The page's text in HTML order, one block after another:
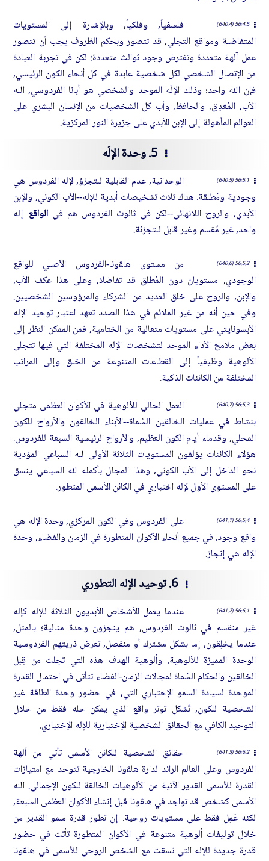
56:4.5 (640.4)
فلسفياً, وفلكياً, وبالإشارة إلى المستويات
المتفاضلة ومواقع التجلي, قد تتصور وبحكم الظروف يجب أن تتصور
عمل آلهة متعددة وتفترض وجود ثوالث متعددة؛ لكن في تجربة العبادة
من الإتصال الشخصي لكل شخصية عابدة في كل أنحاء الكون الرئيسي,
فإن الله واحد؛ وذلك الإلَه الموحد والشخصي هو أبانا الفردوسي, الله
الأب, المُغدِق, والحافظ, وأب كل الشخصيات من الإنسان البشري على
العوالم المأهولة إلى الإبن الأبدي على جزيرة النور المركزية.
5. وحدة الإلَه
56:5.1 (640.5)
الوحدانية, عدم القابلية للتجزؤ, لإله الفردوس هي
وجودية ومُطلقة. هناك ثلاث تشخيصات أبدية للإله--الأب الكوني, والإبن
الأبدي, والروح اللانهائي--لكن في ثالوث الفردوس هم فيالواقع إله
واحد, غير مُقسم وغير قابل للتجزئة.
56:5.2 (640.6)
من مستوى هاﭭونا-الفردوس الأصلي للواقع
الوجودي, مستويان دون المُطلق قد تفاضلا, وعلى هذا عكف الأب,
والإبن, والروح على خلق العديد من الشركاء والمرؤوسين الشخصيين.
وفي حين أنه من غير الملائم في هذا الصدد تعهد اعتبار توحيد الإله
الأبسونايتي على مستويات متعالية من الختامية, فمن الممكن النظر إلى
بعض ملامح الأداء الموحد لتشخصات الإله المختلفة التي فيها تتجلى
الألوهية وظيفياً إلى القطاعات المتنوعة من الخلق وإلى المراتب
المختلفة من الكائنات الذكية.
56:5.3 (640.7)
العمل الحالي للألوهية في الأكوان العظمى متجلي
بنشاط في عمليات الخالقين السُماة--الأبناء الخالقون والأرواح للكون
المحلي, وقدماء أيام الكون العظيم, والأرواح الرئيسية السبعة للفردوس.
هؤلاء الكائنات يؤلفون المستويات الثلاثة الأولى لله السباعي المؤدية
نحو الداخل إلى الأب الكوني, وهذا المجال بأكمله لله السباعي ينسق
على المستوى الأول لإله اختباري في الكائن الأسمى المتطور.
56:5.4 (641.1)
على الفردوس وفي الكون المركزي, وحدة الإله هي
واقع وجود. في جميع أنحاء الأكوان المتطورة في الزمان والفضاء, وحدة
الإله هي إنجاز.
6. توحيد الإله التطوري
56:6.1 (641.2)
عندما يعمل الأشخاص الأبديون الثلاثة للإله كإله
غير منقسم في ثالوث الفردوس, هم ينجزون وحدة مثالية؛ بالمثل,
عندما يخلِقون, إما بشكل مشترك أو منفصل, تعرض ذريتهم الفردوسية
الوحدة المميزة للألوهية. وألوهية الهدف هذه التي تجلت من قِبل
الخالقين والحكام السُماة لمجالات الزمان-الفضاء تتأتى في احتمال القدرة
الموحدة لسيادة السمو الإختباري التي, في حضور وحدة الطاقة غير
الشخصية للكون, تُشكل توتر واقع الذي يمكن حله فقط من خلال
التوحيد الكافي مع الحقائق الشخصية الإختبارية للإله الإختباري.
56:6.2 (641.3)
حقائق الشخصية للكائن الأسمى تأتي من آلهة
الفردوس وعلى العالم الرائد لدارة هاﭭونا الخارجية تتوحد مع امتيازات
القدرة للأسمى القدير الآتية من الألوهيات الخالقة للكون الإجمالي. الله
الأسمى كشخص قد تواجد في هاﭭونا قبل إنشاء الأكوان العظمى السبعة,
لكنه عَمِل فقط على مستويات روحية. إن تطور قدرة سمو القدير من
خلال توليفات ألوهية متنوعة في الأكوان المتطورة تأتت في حضور
قدرة جديدة للإله التي نسقت مع الشخص الروحي للأسمى في هاﭭونا